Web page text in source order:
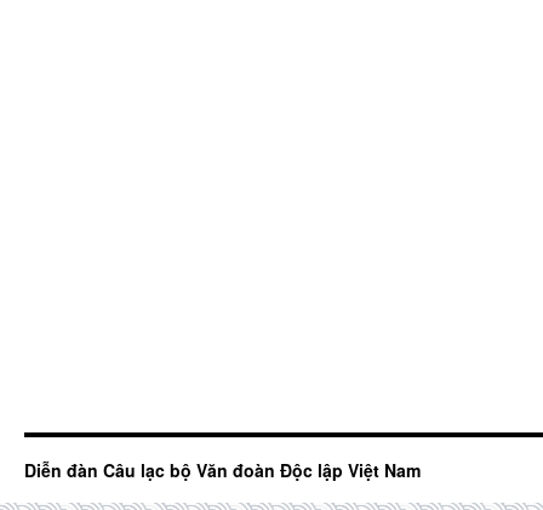
Diễn đàn Câu lạc bộ Văn đoàn Độc lập Việt Nam